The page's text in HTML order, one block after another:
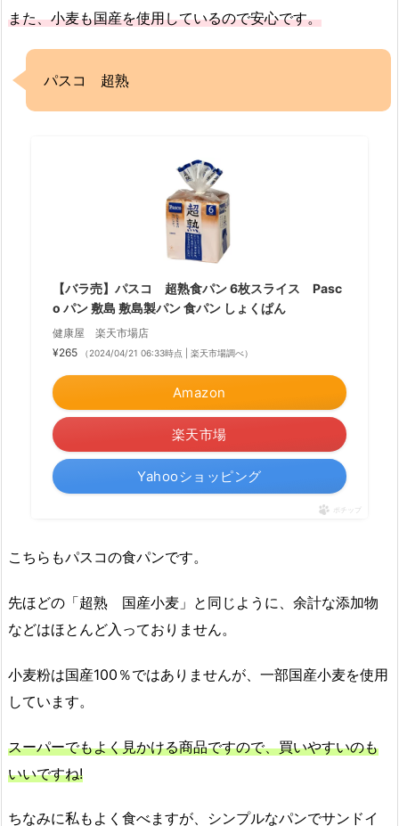
また、小麦も国産を使用しているので安心です。
パスコ 超熟
【バラ売】パスコ 超熟食パン 6枚スライス Pasc
o パン 敷島 敷島製パン 食パン しょくぱん
健康屋 楽天市場店
¥265
（2024/04/21 06:33時点 | 楽天市場調べ）
Amazon
楽天市場
Yahooショッピング
ポチップ
こちらもパスコの食パンです。
先ほどの「超熟 国産小麦」と同じように、余計な添加物
などはほとんど入っておりません。
小麦粉は国産100％ではありませんが、一部国産小麦を使用
しています。
スーパーでもよく見かける商品ですので、買いやすいのも
いいですね!
ちなみに私もよく食べますが、シンプルなパンでサンドイ